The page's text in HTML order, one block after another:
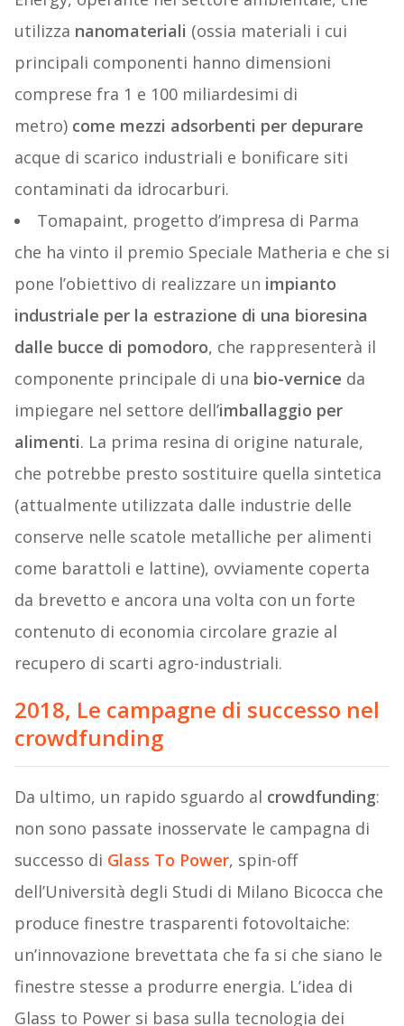
utilizza nanomateriali (ossia materiali i cui
principali componenti hanno dimensioni
comprese fra 1 e 100 miliardesimi di
metro) come mezzi adsorbenti per depurare
acque di scarico industriali e bonificare siti
contaminati da idrocarburi.
Tomapaint, progetto d’impresa di Parma
che ha vinto il premio Speciale Matheria e che si
pone l’obiettivo di realizzare un impianto
industriale per la estrazione di una bioresina
dalle bucce di pomodoro, che rappresenterà il
componente principale di una bio-vernice da
impiegare nel settore dell’imballaggio per
alimenti. La prima resina di origine naturale,
che potrebbe presto sostituire quella sintetica
(attualmente utilizzata dalle industrie delle
conserve nelle scatole metalliche per alimenti
come barattoli e lattine), ovviamente coperta
da brevetto e ancora una volta con un forte
contenuto di economia circolare grazie al
recupero di scarti agro-industriali.
2018, Le campagne di successo nel
crowdfunding
Da ultimo, un rapido sguardo al crowdfunding:
non sono passate inosservate le campagna di
successo di Glass To Power, spin-off
dell’Università degli Studi di Milano Bicocca che
produce finestre trasparenti fotovoltaiche:
un’innovazione brevettata che fa si che siano le
finestre stesse a produrre energia. L’idea di
Glass to Power si basa sulla tecnologia dei